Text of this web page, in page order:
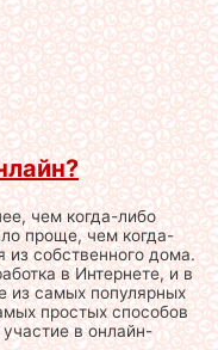
чем когда-либо
проще, чем когда-
из собственного дома.
в Интернете, и в
из самых популярных
простых способов
в онлайн-